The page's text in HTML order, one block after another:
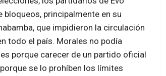
bloqueos, principalmente en su
que impidieron la circulación
todo el país. Morales no podía
porque carecer de un partido oficial
se lo prohíben los límites